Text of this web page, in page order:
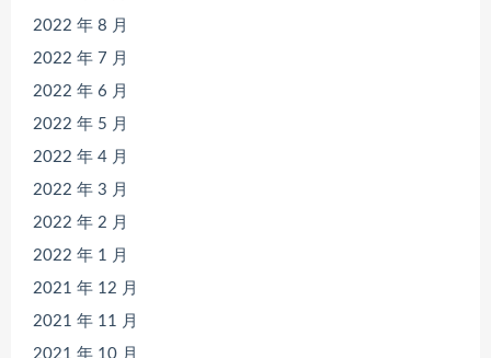
2022 年 8 月
2022 年 7 月
2022 年 6 月
2022 年 5 月
2022 年 4 月
2022 年 3 月
2022 年 2 月
2022 年 1 月
2021 年 12 月
2021 年 11 月
2021 年 10 月